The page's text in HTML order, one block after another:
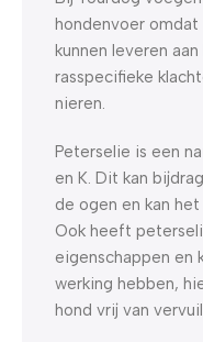
hondenvoer
kunnen leveren
rasspecifieke
nieren.
Peterselie is een
en K. Dit kan
de ogen en kan
Ook heeft
eigenschappen en
werking hebben,
hond vrij van